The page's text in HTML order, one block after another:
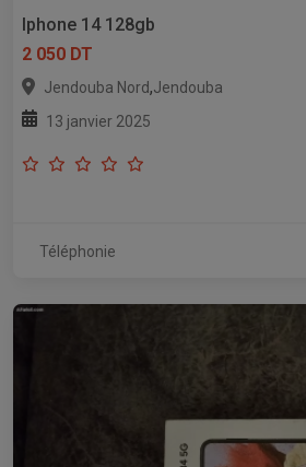
Iphone 14 128gb
2 050 DT
Jendouba Nord,Jendouba
13 janvier 2025
Téléphonie